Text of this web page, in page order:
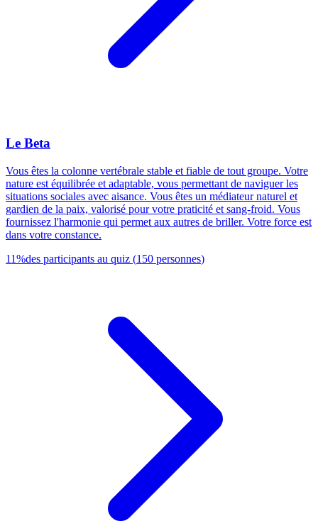
Le Beta
Vous êtes la colonne vertébrale stable et fiable de tout groupe. Votre
nature est équilibrée et adaptable, vous permettant de naviguer les
situations sociales avec aisance. Vous êtes un médiateur naturel et
gardien de la paix, valorisé pour votre praticité et sang-froid. Vous
fournissez l'harmonie qui permet aux autres de briller. Votre force est
dans votre constance.
11%des participants au quiz (150 personnes)